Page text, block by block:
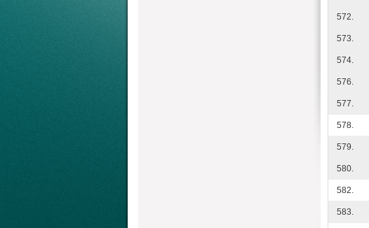
572.
573.
574.
576.
577.
578.
579.
580.
582.
583.